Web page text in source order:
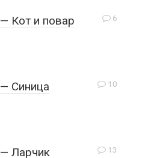
6
Кот и повар
10
Синица
13
Ларчик